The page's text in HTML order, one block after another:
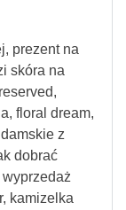
prezent na
skóra na
floral dream,
z
dobrać
kamizelka